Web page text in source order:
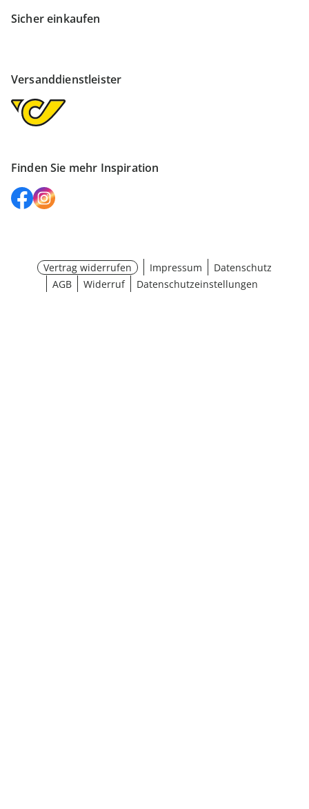
Sicher einkaufen
Versanddienstleister
Finden Sie mehr Inspiration
Vertrag widerrufen Impressum
Datenschutz
AGB
Widerruf Datenschutzeinstellungen